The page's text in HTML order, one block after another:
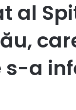
al
a